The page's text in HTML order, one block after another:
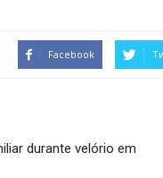
Facebook
durante velório em